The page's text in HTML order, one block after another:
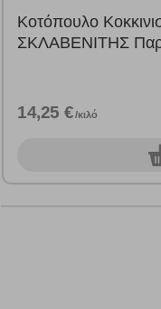
Κοτόπουλο
ΣΚΛΑΒΕΝΙΤΗΣ
14,25 €/κιλό
0
μας δίνει τη
είναι περισσότερο, ή
και, συνεπώς,
cookies
είναι απαραίτητη για
σχετικά με αυτά τα